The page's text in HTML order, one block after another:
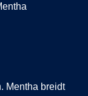
Mentha breidt